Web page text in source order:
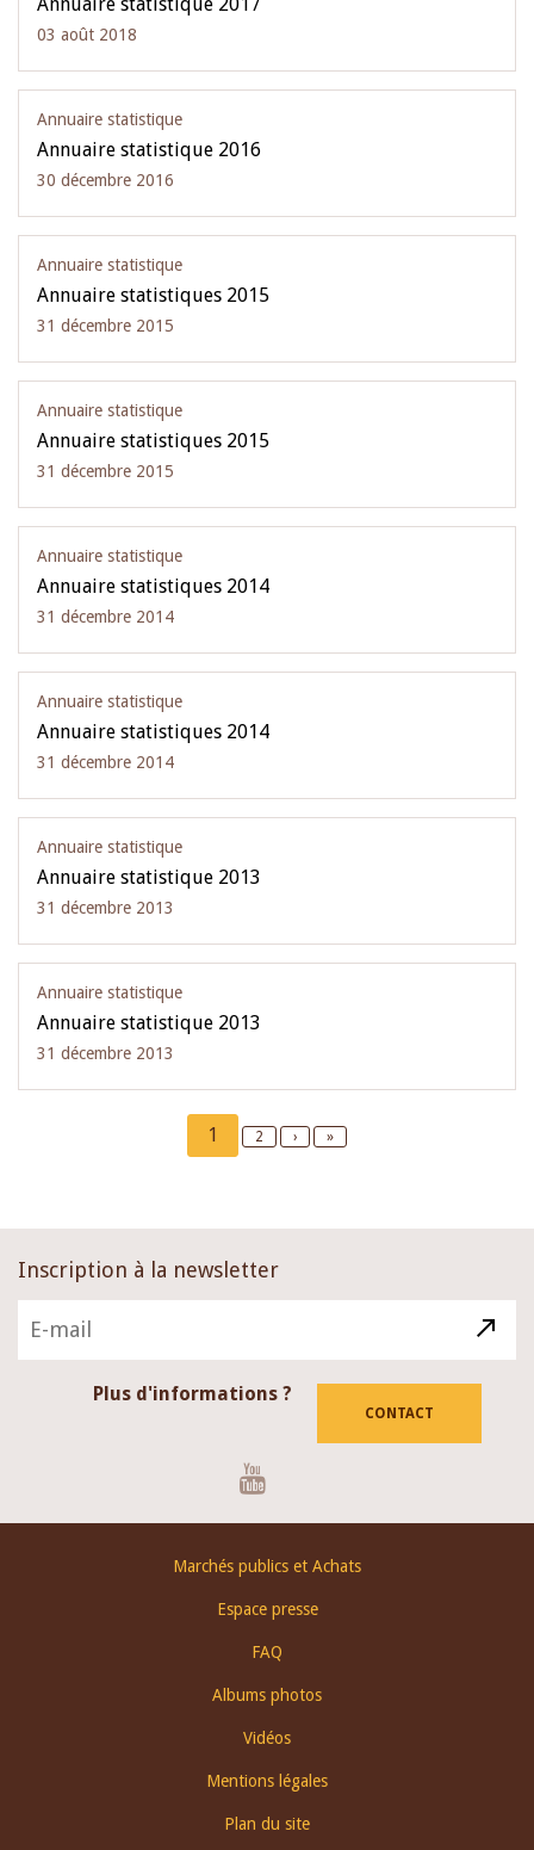
03 août 2018
Annuaire statistique
Annuaire statistique 2016
30 décembre 2016
Annuaire statistique
Annuaire statistiques 2015
31 décembre 2015
Annuaire statistique
Annuaire statistiques 2015
31 décembre 2015
Annuaire statistique
Annuaire statistiques 2014
31 décembre 2014
Annuaire statistique
Annuaire statistiques 2014
31 décembre 2014
Annuaire statistique
Annuaire statistique 2013
31 décembre 2013
Annuaire statistique
Annuaire statistique 2013
31 décembre 2013
Current
page
1 Page
2
Next
›
Last
»
Inscription à la newsletter
Plus d'informations ?
CONTACT
Marchés publics et Achats
Espace presse
FAQ
Albums photos
Vidéos
Mentions légales
Plan du site